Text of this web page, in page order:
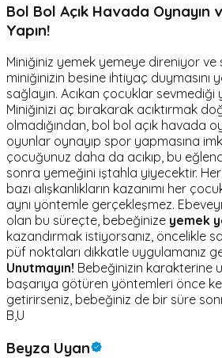
Bol Bol Açık Havada Oynayın
Yapın!
Miniğiniz yemek yemeye direniyor ve
miniğinizin besine ihtiyaç duymasını
sağlayın. Acıkan çocuklar sevmediği
Miniğinizi aç bırakarak acıktırmak
olmadığından, bol bol açık havada
oyunlar oynayıp spor yapmasına
çocuğunuz daha da acıkıp, bu
sonra yemeğini iştahla yiyecektir. Her
bazı alışkanlıkların kazanımı her
aynı yöntemle gerçekleşmez.
olan bu süreçte, bebeğinize yemek
kazandırmak istiyorsanız, öncelikle
püf noktaları dikkatle uygulamanız
Unutmayın! Bebeğinizin karakterine
başarıya götüren yöntemleri önce
getirirseniz, bebeğiniz de bir süre
B,U
Beyza Uyan